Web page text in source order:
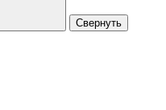
Свернуть